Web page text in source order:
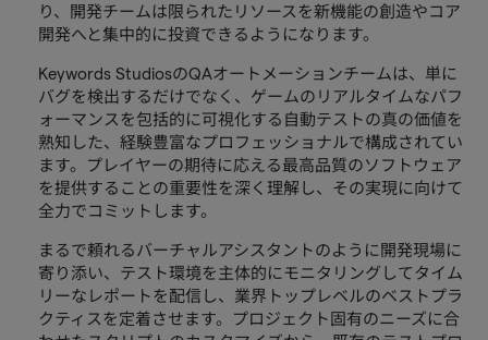
り、開発チームは限られたリソースを新機能の創造やコア
開発へと集中的に投資できるようになります。
Keywords StudiosのQAオートメーションチームは、単に
バグを検出するだけでなく、ゲームのリアルタイムなパフ
ォーマンスを包括的に可視化する自動テストの真の価値を
熟知した、経験豊富なプロフェッショナルで構成されてい
ます。プレイヤーの期待に応える最高品質のソフトウェア
を提供することの重要性を深く理解し、その実現に向けて
全力でコミットします。
まるで頼れるバーチャルアシスタントのように開発現場に
寄り添い、テスト環境を主体的にモニタリングしてタイム
リーなレポートを配信し、業界トップレベルのベストプラ
クティスを定着させます。プロジェクト固有のニーズに合